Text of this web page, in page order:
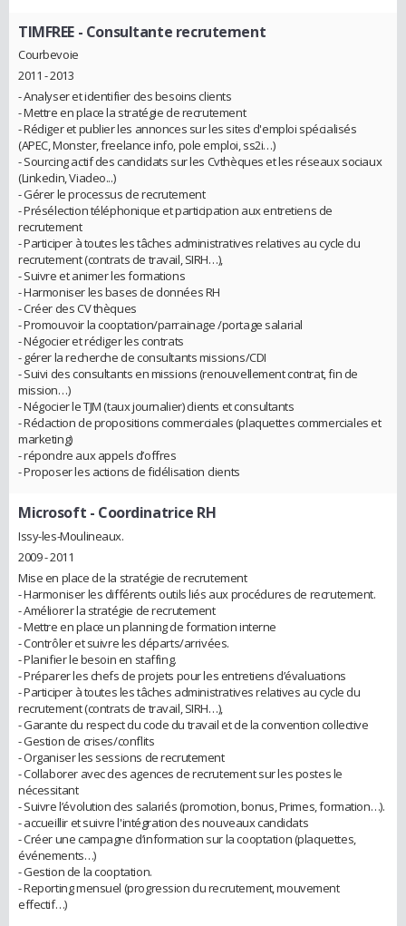
TIMFREE - Consultante recrutement
Courbevoie
2011 - 2013
- Analyser et identifier des besoins clients
- Mettre en place la stratégie de recrutement
- Rédiger et publier les annonces sur les sites d'emploi spécialisés
(APEC, Monster, freelance info, pole emploi, ss2i…)
- Sourcing actif des candidats sur les Cvthèques et les réseaux sociaux
(Linkedin, Viadeo...)
- Gérer le processus de recrutement
- Présélection téléphonique et participation aux entretiens de
recrutement
- Participer à toutes les tâches administratives relatives au cycle du
recrutement (contrats de travail, SIRH…),
- Suivre et animer les formations
- Harmoniser les bases de données RH
- Créer des CV thèques
- Promouvoir la cooptation/parrainage /portage salarial
- Négocier et rédiger les contrats
- gérer la recherche de consultants missions/CDI
- Suivi des consultants en missions (renouvellement contrat, fin de
mission…)
- Négocier le TJM (taux journalier) clients et consultants
- Rédaction de propositions commerciales (plaquettes commerciales et
marketing)
- répondre aux appels d’offres
- Proposer les actions de fidélisation clients
Microsoft - Coordinatrice RH
Issy-les-Moulineaux.
2009 - 2011
Mise en place de la stratégie de recrutement
- Harmoniser les différents outils liés aux procédures de recrutement.
- Améliorer la stratégie de recrutement
- Mettre en place un planning de formation interne
- Contrôler et suivre les départs/arrivées.
- Planifier le besoin en staffing.
- Préparer les chefs de projets pour les entretiens d’évaluations
- Participer à toutes les tâches administratives relatives au cycle du
recrutement (contrats de travail, SIRH…),
- Garante du respect du code du travail et de la convention collective
- Gestion de crises/conflits
- Organiser les sessions de recrutement
- Collaborer avec des agences de recrutement sur les postes le
nécessitant
- Suivre l’évolution des salariés (promotion, bonus, Primes, formation…).
- accueillir et suivre l'intégration des nouveaux candidats
- Créer une campagne d’information sur la cooptation (plaquettes,
événements…)
- Gestion de la cooptation.
- Reporting mensuel (progression du recrutement, mouvement
effectif…)